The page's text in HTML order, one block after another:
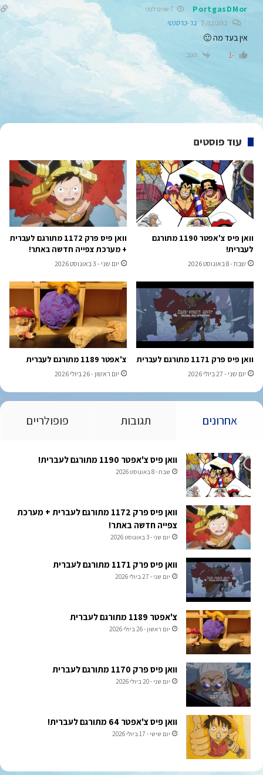
PortgasDMor
בתגובה ל בר-כרסנטי
אין בעד מה 🙂
-1 הגב
עוד פוסטים
וואן פיס צ'אפטר 1190 מתורגם
לעברית!
שבת - 8 באוגוסט 2026
וואן פיס פרק 1172 מתורגם לעברית
+ מערכת צפייה חדשה באתר!
יום שני - 3 באוגוסט 2026
וואן פיס פרק 1171 מתורגם לעברית
יום שני - 27 ביולי 2026
צ'אפטר 1189 מתורגם לעברית
יום ראשון - 26 ביולי 2026
אחרונים תגובות פופולריים
וואן פיס צ'אפטר 1190 מתורגם לעברית!
שבת - 8 באוגוסט 2026
וואן פיס פרק 1172 מתורגם לעברית + מערכת
צפייה חדשה באתר!
יום שני - 3 באוגוסט 2026
וואן פיס פרק 1171 מתורגם לעברית
יום שני - 27 ביולי 2026
צ'אפטר 1189 מתורגם לעברית
יום ראשון - 26 ביולי 2026
וואן פיס פרק 1170 מתורגם לעברית
יום שני - 20 ביולי 2026
וואן פיס צ'אפטר 64 מתורגם לעברית!
יום שישי - 17 ביולי 2026